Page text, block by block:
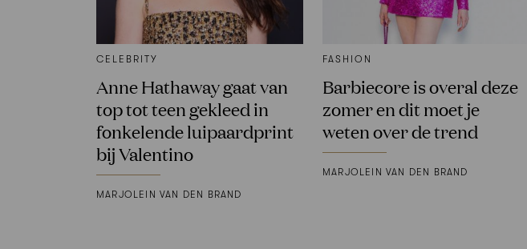
CELEBRITY
Anne Hathaway gaat van
top tot teen gekleed in
fonkelende luipaardprint
bij Valentino
MARJOLEIN VAN DEN BRAND
FASHION
Barbiecore is overal deze
zomer en dit moet je
weten over de trend
MARJOLEIN VAN DEN BRAND